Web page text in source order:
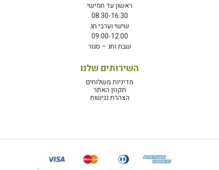
ראשון עד חמישי
08:30-16:30
שישי וערבי חג
09:00-12:00
שבת וחג – סגור
השירותים שלנו
מדיניות משלוחים
תקנון האתר
הצהרת נגישות